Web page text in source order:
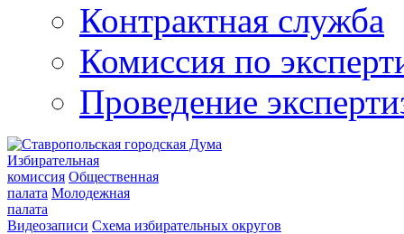
Контрактная служба
Комиссия по
Проведение
Избирательная
комиссия Общественная
палата Молодежная
палата
Видеозаписи Схема избирательных округов